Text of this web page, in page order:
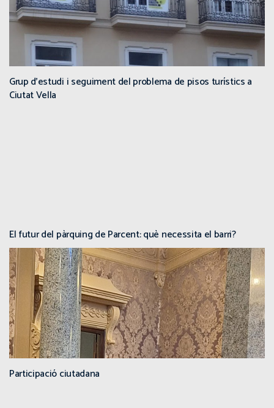
Grup d’estudi i seguiment del problema de pisos turístics a
Ciutat Vella
El futur del pàrquing de Parcent: què necessita el barri?
Participació ciutadana